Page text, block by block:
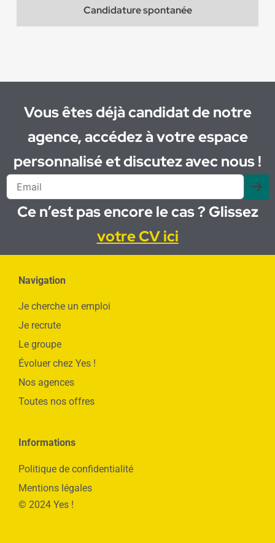
Candidature spontanée
Vous êtes déjà candidat de notre
agence, accédez à votre espace
personnalisé et discutez avec nous !
Ce n’est pas encore le cas ? Glissez
votre CV ici
Navigation
Je cherche un emploi
Je recrute
Le groupe
Évoluer chez Yes !
Nos agences
Toutes nos offres
Informations
Politique de confidentialité
Mentions légales
© 2024 Yes !